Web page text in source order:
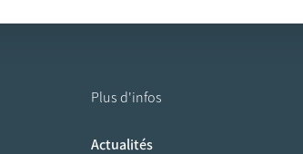
Plus d'infos
Actualités